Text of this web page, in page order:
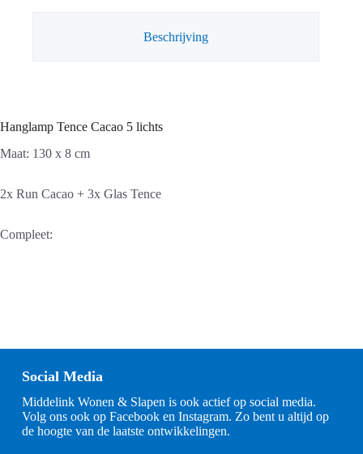
Beschrijving
Hanglamp Tence Cacao 5 lichts
Maat: 130 x 8 cm
2x Run Cacao + 3x Glas Tence
Compleet:
Social Media
Middelink Wonen & Slapen is ook actief op social media.
Volg ons ook op Facebook en Instagram. Zo bent u altijd op
de hoogte van de laatste ontwikkelingen.